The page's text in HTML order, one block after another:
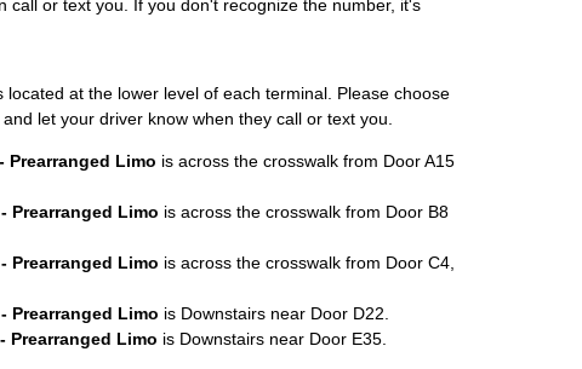
call or text you. If you don't recognize the number, it's
located at the lower level of each terminal. Please choose
let your driver know when they call or text you.
Prearranged Limo is across the crosswalk from Door A15
Prearranged Limo is across the crosswalk from Door B8
Prearranged Limo is across the crosswalk from Door C4,
Prearranged Limo is Downstairs near Door D22.
Prearranged Limo is Downstairs near Door E35.